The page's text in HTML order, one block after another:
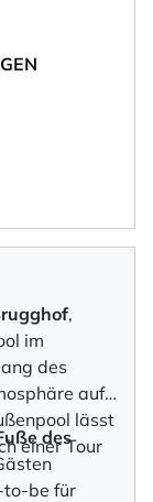
,
im
des
auf
lässt
einer Tour
des
to-be für